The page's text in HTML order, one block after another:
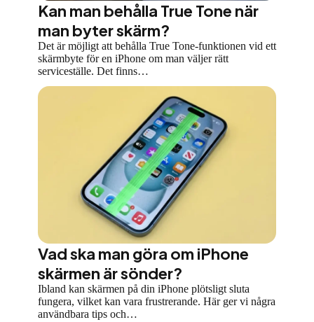
Kan man behålla True Tone när
man byter skärm?
Det är möjligt att behålla True Tone-funktionen vid ett
skärmbyte för en iPhone om man väljer rätt
serviceställe. Det finns…
Vad ska man göra om iPhone
skärmen är sönder?
Ibland kan skärmen på din iPhone plötsligt sluta
fungera, vilket kan vara frustrerande. Här ger vi några
användbara tips och…